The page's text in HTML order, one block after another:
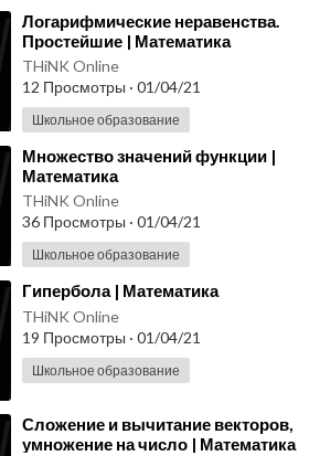
⁣Логарифмические неравенства.
Простейшие | Математика
THiNK Online
12 Просмотры · 01/04/21
Школьное образование
⁣Множество значений функции |
Математика
THiNK Online
36 Просмотры · 01/04/21
Школьное образование
⁣Гипербола | Математика
THiNK Online
19 Просмотры · 01/04/21
Школьное образование
⁣Сложение и вычитание векторов,
умножение на число | Математика